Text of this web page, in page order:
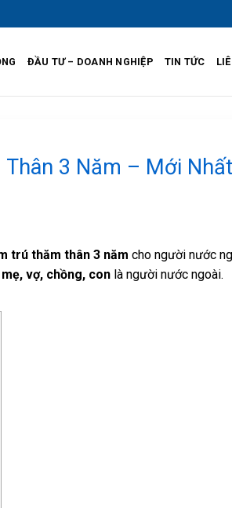
ĐẦU TƯ – DOANH NGHIỆP TIN TỨC
3 Năm – Mới Nhất
trú thăm thân 3 năm cho người nước
vợ, chồng, con là người nước ngoài.